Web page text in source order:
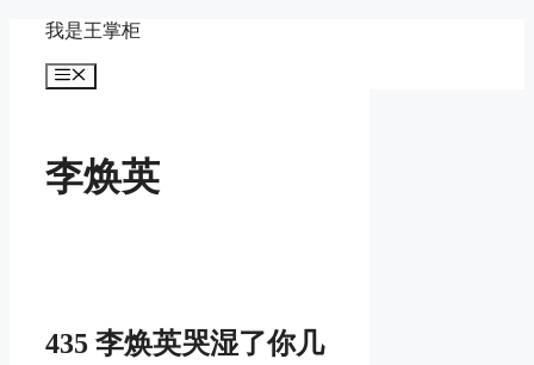
content
我是王掌柜
Menu
李焕英
435 李焕英哭湿了你几